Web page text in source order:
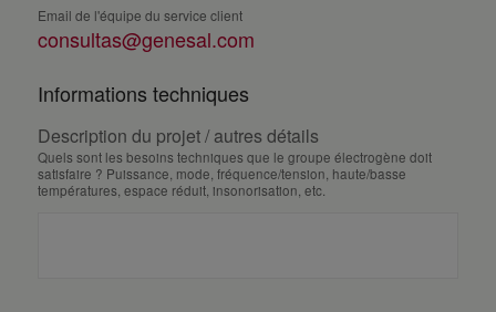
Email de l'équipe du service client
consultas@genesal.com
Informations techniques
Description du projet / autres détails
Quels sont les besoins techniques que le groupe électrogène doit
satisfaire ? Puissance, mode, fréquence/tension, haute/basse
températures, espace réduit, insonorisation, etc.